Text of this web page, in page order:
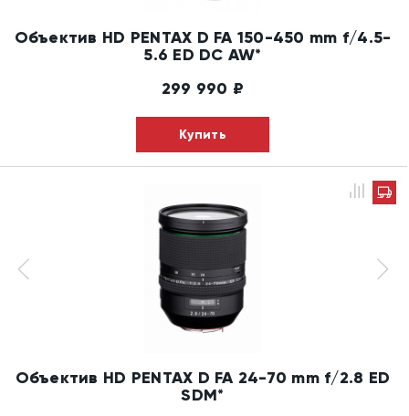
Объектив HD PENTAX D FA 150-450 mm f/4.5-
5.6 ED DC AW*
299 990 ₽
Купить
Объектив HD PENTAX D FA 24-70 mm f/2.8 ED
SDM*